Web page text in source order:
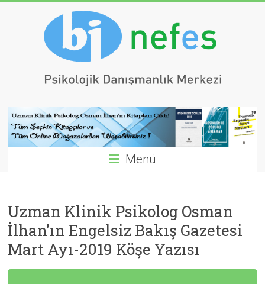
Menü
Uzman Klinik Psikolog Osman
İlhan’ın Engelsiz Bakış Gazetesi
Mart Ayı-2019 Köşe Yazısı